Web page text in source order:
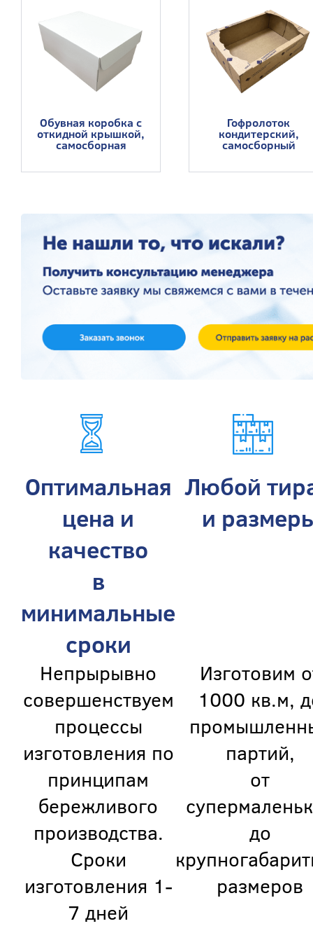
Обувная коробка с
откидной крышкой,
самосборная
Гофролоток
кондитерский,
самосборный
Оптимальная
цена и
качество
в
минимальные
сроки
Любой
и
Непрырывно
совершенствуем
процессы
изготовления по
принципам
бережливого
производства.
Сроки
изготовления 1-
7 дней
Изготовим
1000 кв.м,
партий,
от
до
размеров